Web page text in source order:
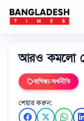
আরও কমলো
বাণিজ্য-অর্থনীতি
শেয়ার করুন: